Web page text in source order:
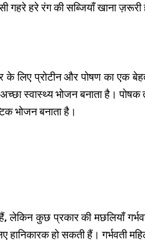
गहरे हरे रंग की सब्जियाँ खाना
लिए प्रोटीन और पोषण का एक
स्वास्थ्य भोजन बनाता है।
भोजन बनाता है।
लेकिन कुछ प्रकार की मछलियाँ
हानिकारक हो सकती हैं। गर्भवती